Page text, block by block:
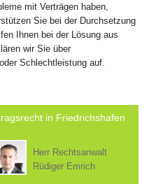
mit Verträgen haben,
Sie bei der Durchsetzung
Ihnen bei der Lösung aus
wir Sie über
Schlechtleistung auf.
in Friedrichshafen
Herr Rechtsanwalt
Rüdiger Emrich